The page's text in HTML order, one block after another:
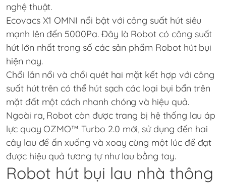
nghệ thuật.
Ecovacs X1 OMNI nổi bật với công suất hút siêu
mạnh lên đến 5000Pa. Đây là Robot có công suất
hút lớn nhất trong số các sản phẩm Robot hút bụi
hiện nay.
Chổi lăn nổi và chổi quét hai mặt kết hợp với công
suất hút trên có thể hút sạch các loại bụi bẩn trên
mặt đất một cách nhanh chóng và hiệu quả.
Ngoài ra, Robot còn được trang bị hệ thống lau áp
lực quay OZMO™ Turbo 2.0 mới, sử dụng đến hai
cây lau để ấn xuống và xoay cùng một lúc để đạt
được hiệu quả tương tự như lau bằng tay.
Robot hút bụi lau nhà thông